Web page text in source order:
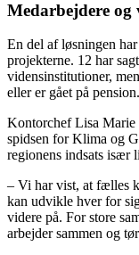
Medarbejdere
En del af løsningen
projekterne. 12 har
vidensinstitutioner,
eller er gået på pension.
Kontorchef Lisa Marie
spidsen for Klima og
regionens indsats især
– Vi har vist, at fælles
kan udvikle hver for
videre på. For store
arbejder sammen og